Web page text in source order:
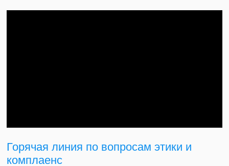
Горячая линия по вопросам этики и
комплаенс